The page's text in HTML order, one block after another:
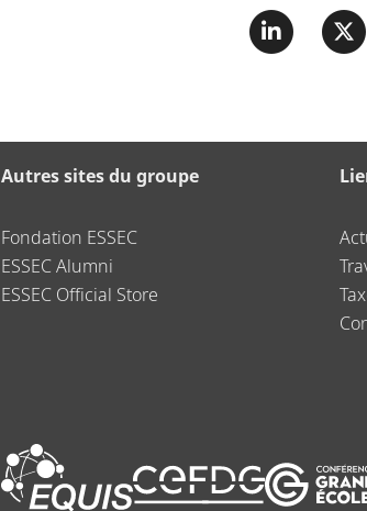
Autres sites du groupe
Fondation ESSEC
ESSEC Alumni
ESSEC Official Store